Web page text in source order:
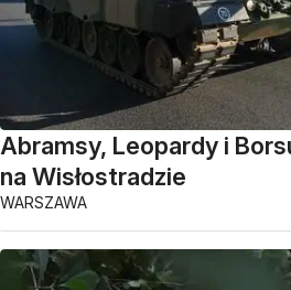
Abramsy, Leopardy i
na Wisłostradzie
WARSZAWA